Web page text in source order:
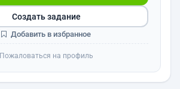
Создать задание
Добавить в избранное
Пожаловаться на профиль